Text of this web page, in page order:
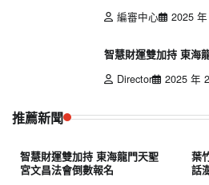
編審中心
2025
智慧財運雙加持 東海
Director
2025 年
推薦新聞
智慧財運雙加持 東海龍門天聖
宮文昌法會倒數報名
葉
話